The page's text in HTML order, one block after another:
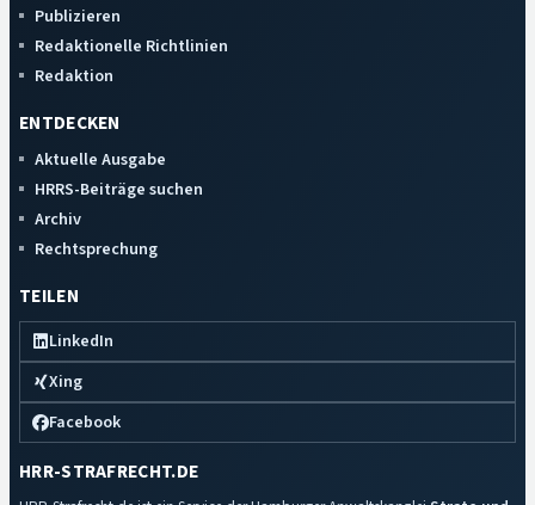
Publizieren
Redaktionelle Richtlinien
Redaktion
ENTDECKEN
Aktuelle Ausgabe
HRRS-Beiträge suchen
Archiv
Rechtsprechung
TEILEN
LinkedIn
Xing
Facebook
HRR-STRAFRECHT.DE